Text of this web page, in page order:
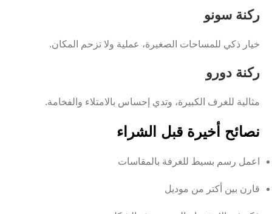
ركنة سونو
خيار ذكي للمساحات الصغيرة، عملية ولا تزحم المكان.
ركنة دورو
مثالية للغرف الكبيرة، وتدي إحساس بالامتلاء والفخامة.
نصائح أخيرة قبل الشراء
اعمل رسم بسيط للغرفة بالمقاسات
قارن بين أكتر من موديل